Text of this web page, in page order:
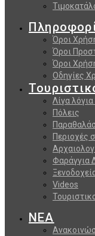
Όροι
Όροι
Όροι
Οδηγίες
Λίγα
Πόλεις
Περιοχές
Φαράγγια
Videos
ΝΕΑ